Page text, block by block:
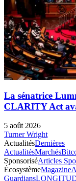
La sénatrice
CLARITY Act
5 août 2026
Turner Wright
ActualitésDernières
ActualitésMarchés
SponsoriséArticles
ÉcosystèmeMagazine
Guardians